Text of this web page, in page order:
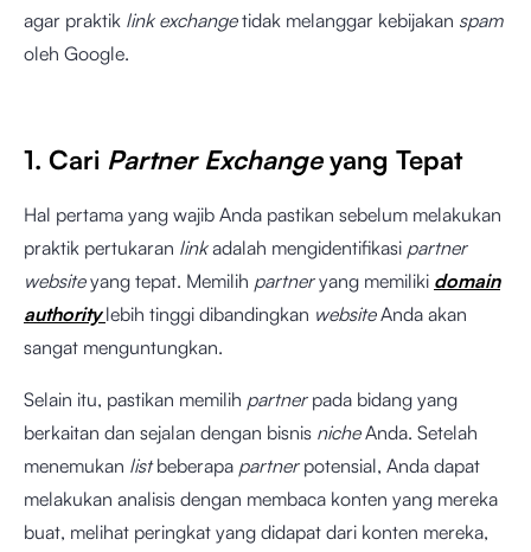
agar praktik link exchangetidak melanggar kebijakan spam
oleh Google.
1. Cari Partner Exchangeyang Tepat
Hal pertama yang wajib Anda pastikan sebelum melakukan
praktik pertukaran linkadalah mengidentifikasi partner
websiteyang tepat. Memilih partneryang memiliki domain
authoritylebih tinggi dibandingkan websiteAnda akan
sangat menguntungkan.
Selain itu, pastikan memilih partner pada bidang yang
berkaitan dan sejalan dengan bisnis nicheAnda. Setelah
menemukan listbeberapa partner potensial, Anda dapat
melakukan analisis dengan membaca konten yang mereka
buat, melihat peringkat yang didapat dari konten mereka,